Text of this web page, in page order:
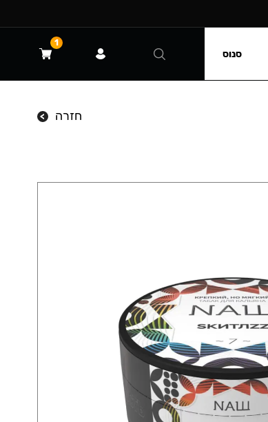
חזרה
סנוס
1